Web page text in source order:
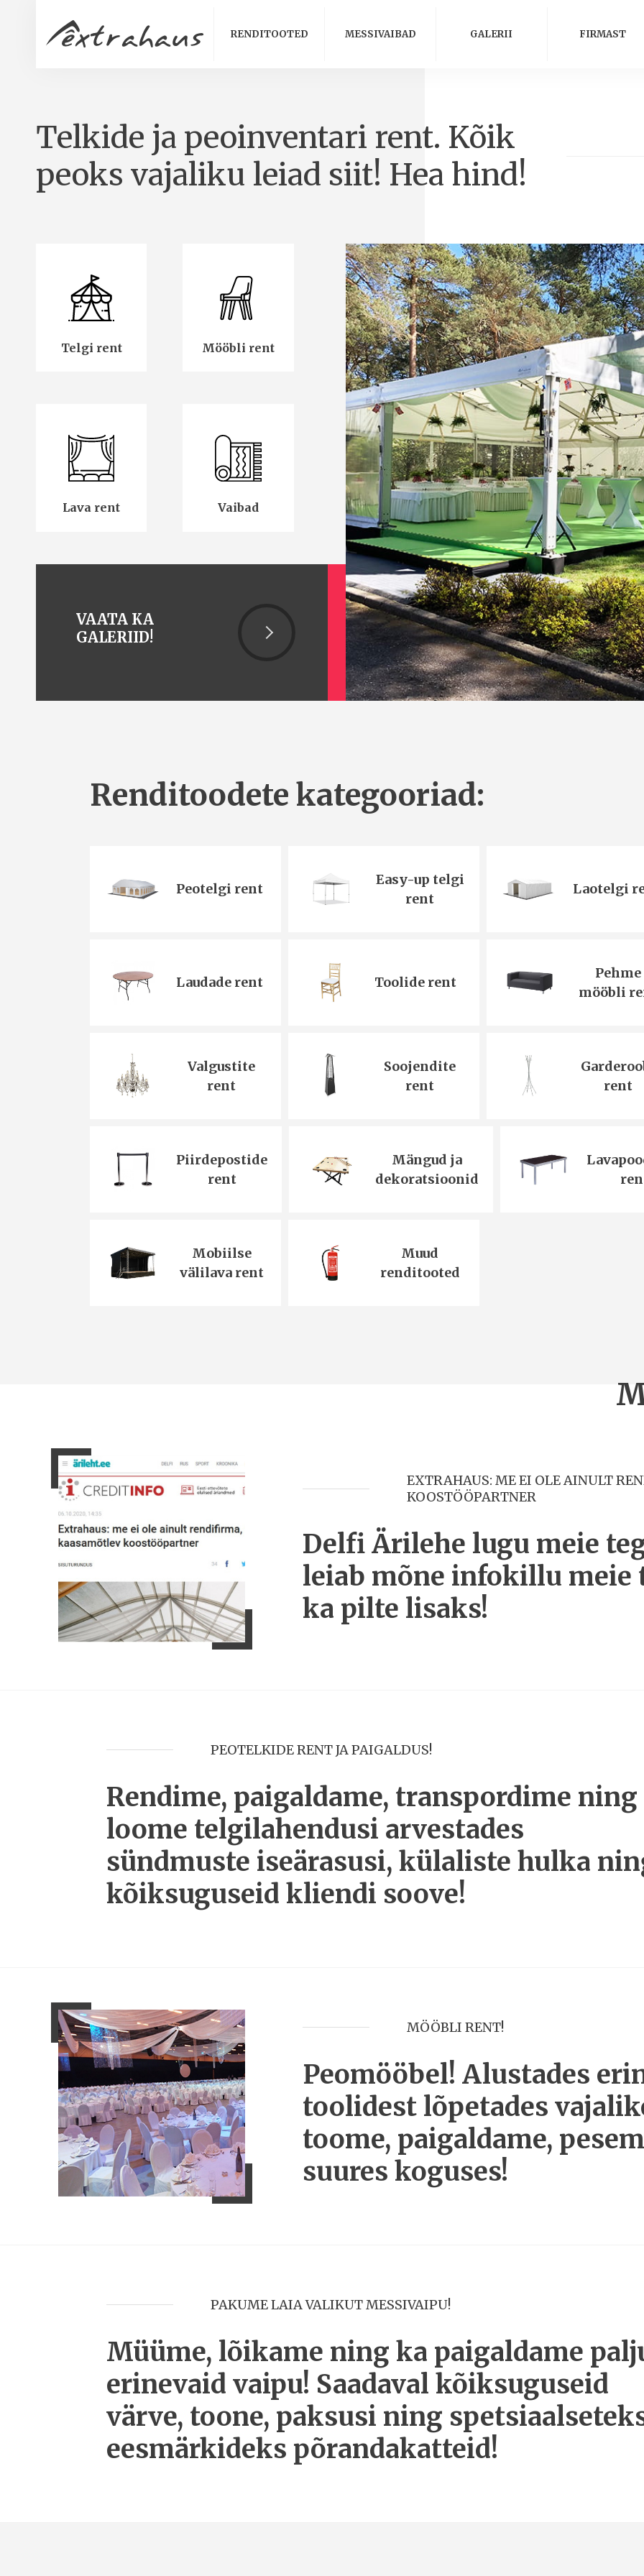
RENDITOOTED MESSIVAIBAD GALERII FIRMAST
Telkide ja peoinventari rent. Kõik
peoks vajaliku leiad siit! Hea hind!
Telgi rent Mööbli rent
Lava rent Vaibad
VAATA KA
GALERIID!
Renditoodete kategooriad:
Peotelgi rent
Easy-up telgi
rent
Laotelgi
Laudade rent Toolide rent
Pehme
mööbli
Valgustite
rent
Soojendite
rent
rent
Piirdepostide
rent
Mängud ja
dekoratsioonid
Mobiilse
välilava rent
Muud
renditooted
EXTRAHAUS: ME EI OLE AINULT
KOOSTÖÖPARTNER
Delfi Ärilehe lugu meie
leiab mõne infokillu meie
ka pilte lisaks!
PEOTELKIDE RENT JA PAIGALDUS!
Rendime, paigaldame, transpordime ning
loome telgilahendusi arvestades
sündmuste iseärasusi, külaliste hulka
kõiksuguseid kliendi soove!
MÖÖBLI RENT!
Peomööbel! Alustades
toolidest lõpetades
toome, paigaldame,
suures koguses!
PAKUME LAIA VALIKUT MESSIVAIPU!
Müüme, lõikame ning ka paigaldame
erinevaid vaipu! Saadaval kõiksuguseid
värve, toone, paksusi ning
eesmärkideks põrandakatteid!